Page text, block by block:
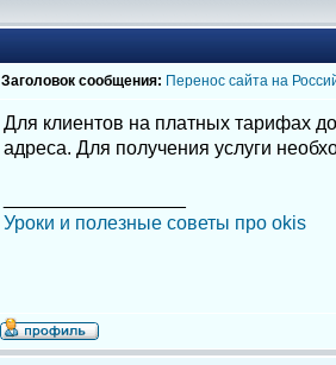
Заголовок сообщения: Перенос сайта на
Для клиентов на платных тарифах
адреса. Для получения услуги
Уроки и полезные советы про okis